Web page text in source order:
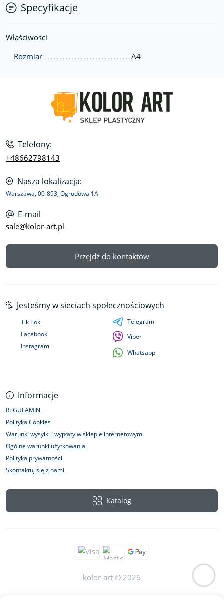
Specyfikacje
Właściwości
Rozmiar
A4
Telefony:
+48662798143
Nasza lokalizacja:
Warszawa, 00-893, Ogrodowa 1A
E-mail
sale@kolor-art.pl
Przejdź do kontaktów
Informacje
REGULAMIN
Polityka Cookies
Warunki wysyłki i wypłaty w sklepie internetowym
Ogólne warunki użytkowania
Polityka prywatności
Skontaktuj się z nami
Katalog
Jesteśmy w sieciach społecznościowych
Tik Tok
Facebook
Instagram
Telegram
Viber
Whatsapp
kolor-art © 2026